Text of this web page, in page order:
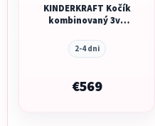
KINDERKRAFT Kočík
kombinovaný 3v1
2-4 dni
€569